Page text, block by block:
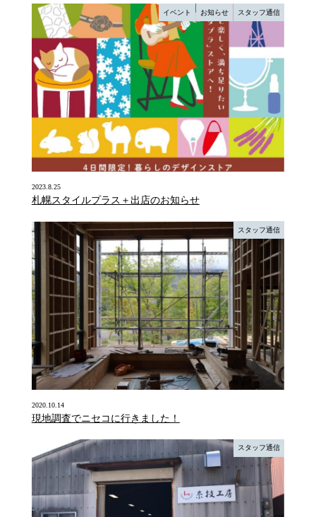
イベント お知らせ スタッフ通信
2023.8.25
札幌スタイルプラス＋出店のお知らせ
スタッフ通信
2020.10.14
現地調査でニセコに行きました！
スタッフ通信